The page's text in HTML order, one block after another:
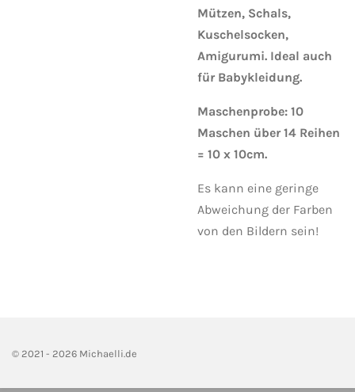
Mützen, Schals,
Kuschelsocken,
Amigurumi. Ideal auch
für Babykleidung.
Maschenprobe: 10
Maschen über 14 Reihen
= 10 x 10cm.
Es kann eine geringe
Abweichung der Farben
von den Bildern sein!
© 2021 - 2026 Michaelli.de